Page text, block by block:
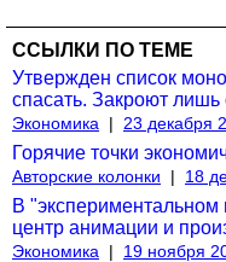
ССЫЛКИ ПО ТЕМЕ
Утвержден список
спасать. Закроют лишь
Экономика | 23 декабря
Горячие точки
Авторские колонки | 18
В "экспериментальном
центр анимации и
Экономика | 19 ноября